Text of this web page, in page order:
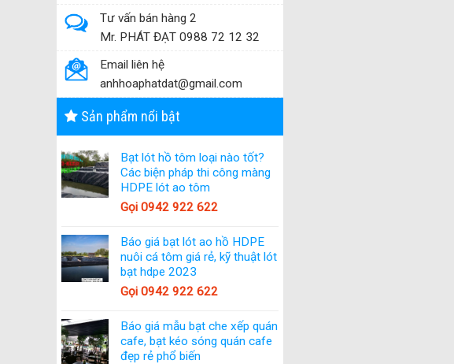
Tư vấn bán hàng 2
Mr. PHÁT ĐẠT 0988 72 12 32
Email liên hệ
anhhoaphatdat@gmail.com
Sản phẩm nổi bật
Bạt lót hồ tôm loại nào tốt?
Các biện pháp thi công màng
HDPE lót ao tôm
Gọi 0942 922 622
Báo giá bạt lót ao hồ HDPE
nuôi cá tôm giá rẻ, kỹ thuật lót
bạt hdpe 2023
Gọi 0942 922 622
Báo giá mẫu bạt che xếp quán
cafe, bạt kéo sóng quán cafe
đẹp rẻ phổ biến